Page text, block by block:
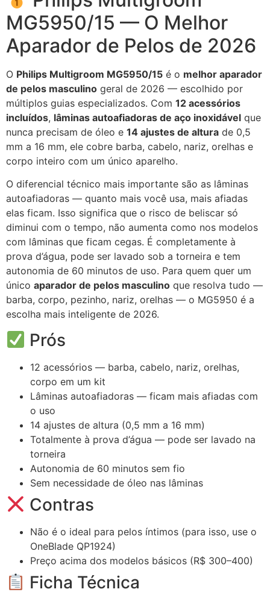
MG5950/15 — O Melhor
Aparador de Pelos de 2026
O Philips Multigroom MG5950/15 é o melhor aparador
de pelos masculino geral de 2026 — escolhido por
múltiplos guias especializados. Com 12 acessórios
incluídos, lâminas autoafiadoras de aço inoxidável que
nunca precisam de óleo e 14 ajustes de altura de 0,5
mm a 16 mm, ele cobre barba, cabelo, nariz, orelhas e
corpo inteiro com um único aparelho.
O diferencial técnico mais importante são as lâminas
autoafiadoras — quanto mais você usa, mais afiadas
elas ficam. Isso significa que o risco de beliscar só
diminui com o tempo, não aumenta como nos modelos
com lâminas que ficam cegas. É completamente à
prova d’água, pode ser lavado sob a torneira e tem
autonomia de 60 minutos de uso. Para quem quer um
único aparador de pelos masculino que resolva tudo —
barba, corpo, pezinho, nariz, orelhas — o MG5950 é a
escolha mais inteligente de 2026.
Prós
12 acessórios — barba, cabelo, nariz, orelhas,
corpo em um kit
Lâminas autoafiadoras — ficam mais afiadas com
o uso
14 ajustes de altura (0,5 mm a 16 mm)
Totalmente à prova d’água — pode ser lavado na
torneira
Autonomia de 60 minutos sem fio
Sem necessidade de óleo nas lâminas
Contras
Não é o ideal para pelos íntimos (para isso, use o
OneBlade QP1924)
Preço acima dos modelos básicos (R$ 300–400)
Ficha Técnica